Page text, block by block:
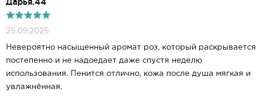
25.09.2025
Невероятно насыщенный аромат роз, который раскрывается
постепенно и не надоедает даже спустя неделю
использования. Пенится отлично, кожа после душа мягкая и
увлажнённая.